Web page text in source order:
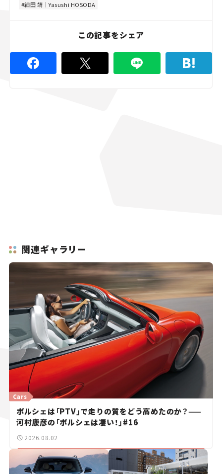
細田 靖｜Yasushi HOSODA
この記事をシェア
関連ギャラリー
Cars
ポルシェは「PTV」で走りの質をどう高めたのか？——
河村康彦の「ポルシェは凄い！」#16
2026.08.02